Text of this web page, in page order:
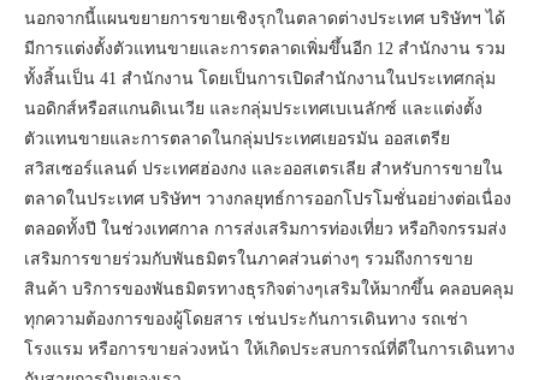
นอกจากนี้แผนขยายการขายเชิงรุกในตลาดต่างประเทศ บริษัทฯ ได้
มีการแต่งตั้งตัวแทนขายและการตลาดเพิ่มขึ้นอีก 12 สำนักงาน รวม
ทั้งสิ้นเป็น 41 สำนักงาน โดยเป็นการเปิดสำนักงานในประเทศกลุ่ม
นอดิกส์หรือสแกนดิเนเวีย และกลุ่มประเทศเบเนลักซ์ และแต่งตั้ง
ตัวแทนขายและการตลาดในกลุ่มประเทศเยอรมัน ออสเตรีย
สวิสเซอร์แลนด์ ประเทศฮ่องกง และออสเตรเลีย สำหรับการขายใน
ตลาดในประเทศ บริษัทฯ วางกลยุทธ์การออกโปรโมชั่นอย่างต่อเนื่อง
ตลอดทั้งปี ในช่วงเทศกาล การส่งเสริมการท่องเที่ยว หรือกิจกรรมส่ง
เสริมการขายร่วมกับพันธมิตรในภาคส่วนต่างๆ รวมถึงการขาย
สินค้า บริการของพันธมิตรทางธุรกิจต่างๆเสริมให้มากขึ้น คลอบคลุม
ทุกความต้องการของผู้โดยสาร เช่นประกันการเดินทาง รถเช่า
โรงแรม หรือการขายล่วงหน้า ให้เกิดประสบการณ์ที่ดีในการเดินทาง